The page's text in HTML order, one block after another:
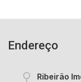
Hospital
Endereço
Ribeirão